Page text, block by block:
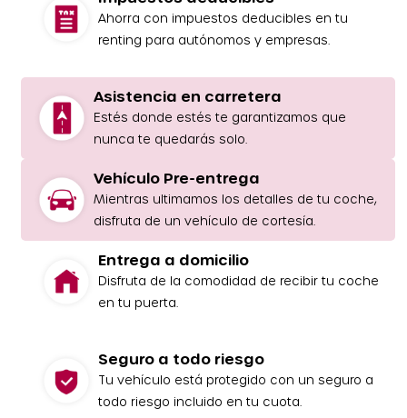
Ahorra con impuestos deducibles en tu
renting para autónomos y empresas.
Asistencia en carretera
Estés donde estés te garantizamos que
nunca te quedarás solo.
Vehículo Pre-entrega
Mientras ultimamos los detalles de tu coche,
disfruta de un vehículo de cortesía.
Entrega a domicilio
Disfruta de la comodidad de recibir tu coche
en tu puerta.
Seguro a todo riesgo
Tu vehículo está protegido con un seguro a
todo riesgo incluido en tu cuota.